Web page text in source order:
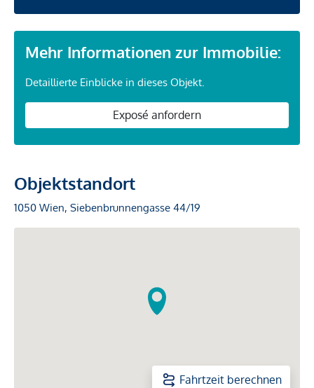
Mehr Informationen zur Immobilie:
Detaillierte Einblicke in dieses Objekt.
Exposé anfordern
Objektstandort
1050 Wien, Siebenbrunnengasse 44/19
Fahrtzeit berechnen